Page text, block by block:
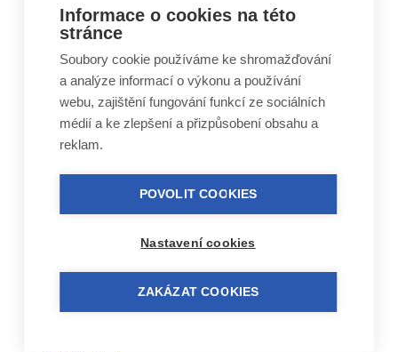
Lebduška Martin
Lesák Jiří
Lukáš Miloslav
Macháček Jiří
Máca Karel
Málek Vlastimil
Matal Oldřich
Matyášek Ivo
Matyskiewiczová Lenka
Mikoláš Zdeněk
Moravec Jiří
Nový Jindřich
Informace o cookies na této
stránce
Soubory cookie používáme ke shromažďování
a analýze informací o výkonu a používání
webu, zajištění fungování funkcí ze sociálních
médií a ke zlepšení a přizpůsobení obsahu a
reklam.
POVOLIT COOKIES
Nastavení cookies
ZAKÁZAT COOKIES